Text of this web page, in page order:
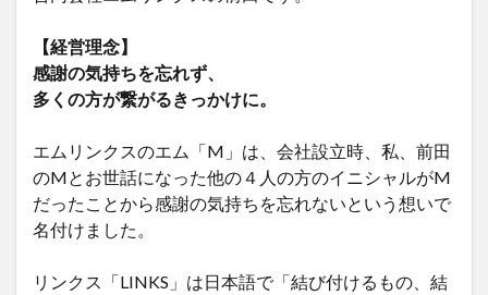
【経営理念】
感謝の気持ちを忘れず、
多くの方が繋がるきっかけに。
エムリンクスのエム「M」は、会社設立時、私、前田
のMとお世話になった他の４人の方のイニシャルがM
だったことから感謝の気持ちを忘れないという想いで
名付けました。
リンクス「LINKS」は日本語で「結び付けるもの、結